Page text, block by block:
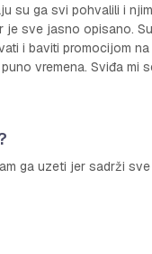
su ga svi pohvalili i
je sve jasno opisano.
i baviti promocijom
vremena. Sviđa mi
ga uzeti jer sadrži